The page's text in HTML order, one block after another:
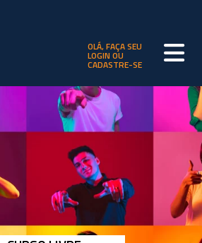
OLÁ, FAÇA SEU
LOGIN OU
CADASTRE-SE